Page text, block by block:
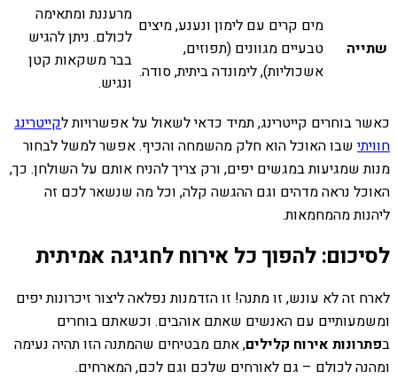
שתייה
מים קרים עם לימון ונענע, מיצים
טבעיים מגוונים (תפוזים,
אשכוליות), לימונדה ביתית, סודה.
מרעננת ומתאימה
לכולם. ניתן להגיש
בבר משקאות קטן
ונגיש.
כאשר בוחרים קייטרינג, תמיד כדאי לשאול על אפשרויות לקייטרינג
חוויתי שבו האוכל הוא חלק מהשמחה והכיף. אפשר למשל לבחור
מנות שמגיעות במגשים יפים, ורק צריך להניח אותם על השולחן. כך,
האוכל נראה מדהים וגם ההגשה קלה, וכל מה שנשאר לכם זה
ליהנות מהמחמאות.
לסיכום: להפוך כל אירוח לחגיגה אמיתית
לארח זה לא עונש, זו מתנה! זו הזדמנות נפלאה ליצור זיכרונות יפים
ומשמעותיים עם האנשים שאתם אוהבים. וכשאתם בוחרים
בפתרונות אירוח קלילים, אתם מבטיחים שהמתנה הזו תהיה נעימה
ומהנה לכולם – גם לאורחים שלכם וגם לכם, המארחים.